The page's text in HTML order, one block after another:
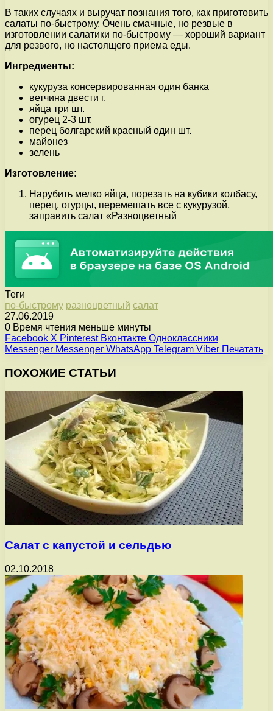
В таких случаях и выручат познания того, как приготовить
салаты по-быстрому. Очень смачные, но резвые в
изготовлении салатики по-быстрому — хороший вариант
для резвого, но настоящего приема еды.
Ингредиенты:
кукуруза консервированная один банка
ветчина двести г.
яйца три шт.
огурец 2-3 шт.
перец болгарский красный один шт.
майонез
зелень
Изготовление:
Нарубить мелко яйца, порезать на кубики колбасу,
перец, огурцы, перемешать все с кукурузой,
заправить салат «Разноцветный
Теги
по-быстрому разноцветный салат
27.06.2019
0 Время чтения меньше минуты
Facebook X Pinterest Вконтакте Одноклассники
Messenger Messenger WhatsApp Telegram Viber Печатать
ПОХОЖИЕ СТАТЬИ
Салат с капустой и сельдью
02.10.2018